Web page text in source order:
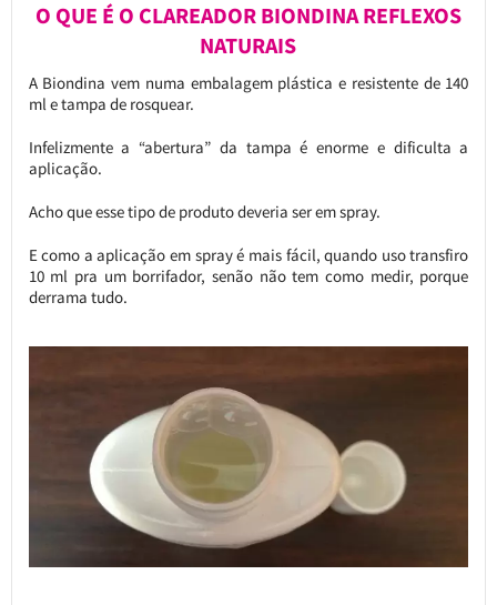
O QUE É O CLAREADOR BIONDINA REFLEXOS
NATURAIS
A Biondina vem numa embalagem plástica e resistente de 140
ml e tampa de rosquear.
Infelizmente a “abertura” da tampa é enorme e dificulta a
aplicação.
Acho que esse tipo de produto deveria ser em spray.
E como a aplicação em spray é mais fácil, quando uso transfiro
10 ml pra um borrifador, senão não tem como medir, porque
derrama tudo.